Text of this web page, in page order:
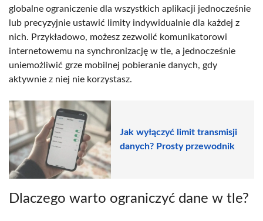
globalne ograniczenie dla wszystkich aplikacji jednocześnie
lub precyzyjnie ustawić limity indywidualnie dla każdej z
nich. Przykładowo, możesz zezwolić komunikatorowi
internetowemu na synchronizację w tle, a jednocześnie
uniemożliwić grze mobilnej pobieranie danych, gdy
aktywnie z niej nie korzystasz.
Jak wyłączyć limit transmisji
danych? Prosty przewodnik
Dlaczego warto ograniczyć dane w tle?